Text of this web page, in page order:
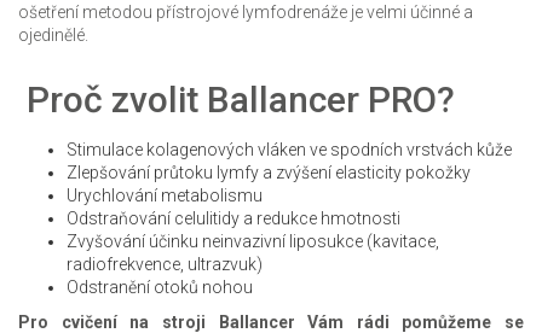
ošetření metodou přístrojové lymfodrenáže je velmi účinné a
ojedinělé.
Proč zvolit Ballancer PRO?
Stimulace kolagenových vláken ve spodních vrstvách kůže
Zlepšování průtoku lymfy a zvýšení elasticity pokožky
Urychlování metabolismu
Odstraňování celulitidy a redukce hmotnosti
Zvyšování účinku neinvazivní liposukce (kavitace,
radiofrekvence, ultrazvuk)
Odstranění otoků nohou
Pro cvičení na stroji Ballancer Vám rádi pomůžeme se